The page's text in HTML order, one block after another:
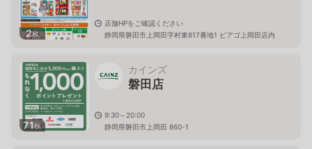
2枚
店舗HPをご確認ください
静岡県磐田市上岡田字村東817番地1 ピアゴ上岡田店内
71枚
カインズ
磐田店
9:30～20:00
静岡県磐田市上岡田 860-1